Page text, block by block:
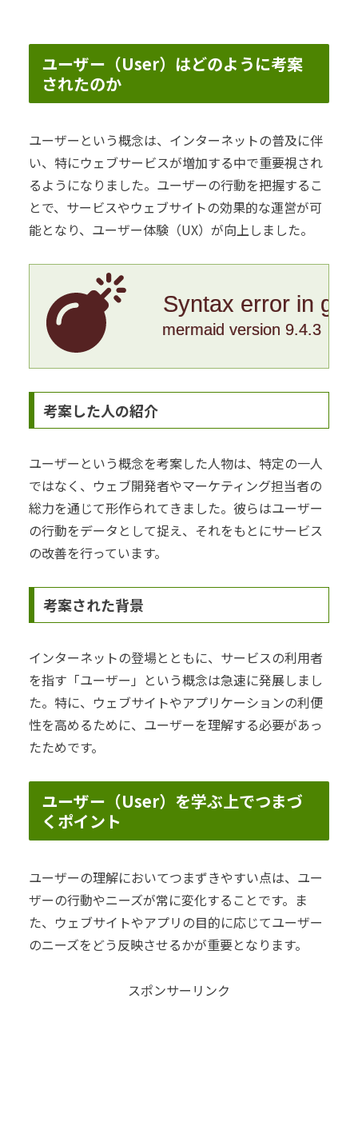
ユーザー（User）はどのように考案
されたのか
ユーザーという概念は、インターネットの普及に伴
い、特にウェブサービスが増加する中で重要視され
るようになりました。ユーザーの行動を把握するこ
とで、サービスやウェブサイトの効果的な運営が可
能となり、ユーザー体験（UX）が向上しました。
Syntax error in
mermaid version 9.4.3
考案した人の紹介
ユーザーという概念を考案した人物は、特定の一人
ではなく、ウェブ開発者やマーケティング担当者の
総力を通じて形作られてきました。彼らはユーザー
の行動をデータとして捉え、それをもとにサービス
の改善を行っています。
考案された背景
インターネットの登場とともに、サービスの利用者
を指す「ユーザー」という概念は急速に発展しまし
た。特に、ウェブサイトやアプリケーションの利便
性を高めるために、ユーザーを理解する必要があっ
たためです。
ユーザー（User）を学ぶ上でつまづ
くポイント
ユーザーの理解においてつまずきやすい点は、ユー
ザーの行動やニーズが常に変化することです。ま
た、ウェブサイトやアプリの目的に応じてユーザー
のニーズをどう反映させるかが重要となります。
スポンサーリンク